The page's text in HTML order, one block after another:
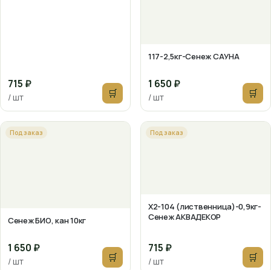
715 ₽
/ шт 🛒
117-2,5кг-Сенеж САУНА
1 650 ₽
/ шт 🛒
Под заказ
Сенеж БИО, кан 10кг
1 650 ₽
/ шт 🛒
Под заказ
X2-104 (лиственница)-0,9кг-
Сенеж АКВАДЕКОР
715 ₽
/ шт 🛒